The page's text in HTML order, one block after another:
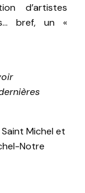
d’artistes
bref, un «
Michel et
Notre